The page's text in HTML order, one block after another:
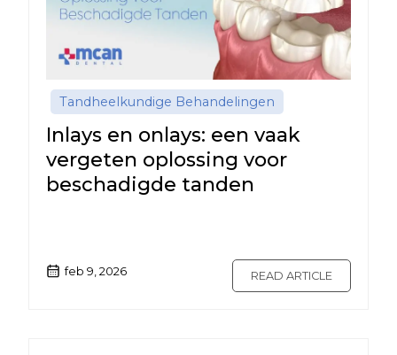
Tandheelkundige Behandelingen
Inlays en onlays: een vaak
vergeten oplossing voor
beschadigde tanden
feb 9, 2026 READ ARTICLE